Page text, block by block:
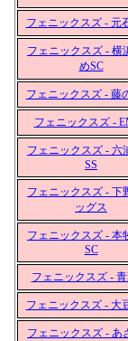
フェニックスズ - 元
フェニックスズ - 横
めSC
フェニックスズ - 藤
フェニックスズ -
フェニックスズ - 六
SS
フェニックスズ - 下
ッグス
フェニックスズ - 本
SC
フェニックスズ -
フェニックスズ - 大
フェニックスズ - あ